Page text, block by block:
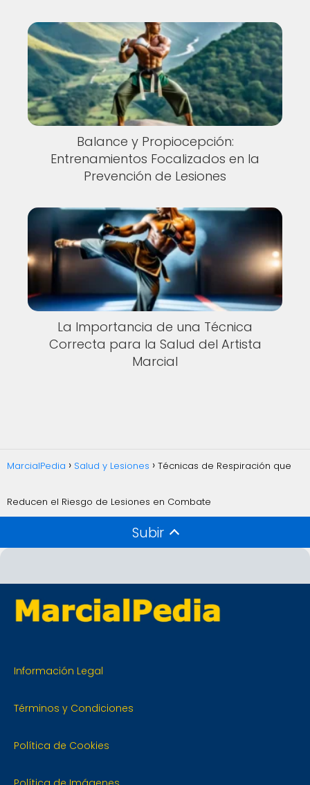
Balance y Propiocepción:
Entrenamientos Focalizados en la
Prevención de Lesiones
La Importancia de una Técnica
Correcta para la Salud del Artista
Marcial
MarcialPedia Salud y Lesiones Técnicas de Respiración que
Reducen el Riesgo de Lesiones en Combate
Subir
Información Legal
Términos y Condiciones
Política de Cookies